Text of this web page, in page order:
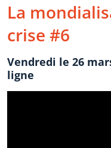
La
crise #6
Vendredi le 26
ligne